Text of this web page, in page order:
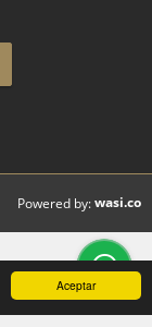
Aceptar
Powered by:wasi.co